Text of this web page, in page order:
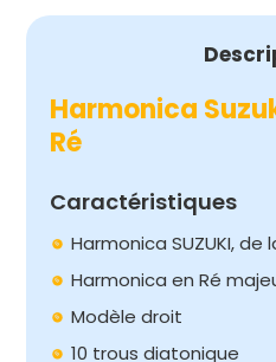
Harmonica
Ré
Caractéristiques
Harmonica SUZUKI, de
Harmonica en Ré
Modèle droit
10 trous diatonique